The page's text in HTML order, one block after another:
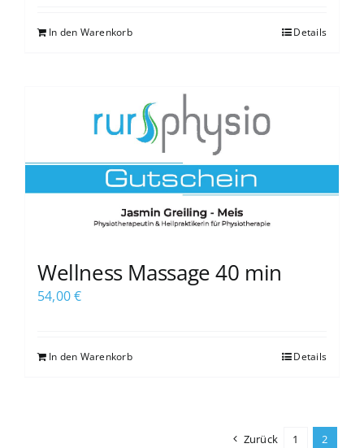
In den Warenkorb Details
Wellness Massage 40 min
54,00€
In den Warenkorb Details
Zurück 1 2